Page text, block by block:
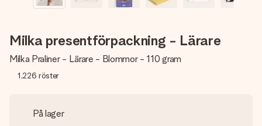
Milka presentförpackning - Lärare
Milka Praliner - Lärare - Blommor - 110 gram
1,226 röster
På lager